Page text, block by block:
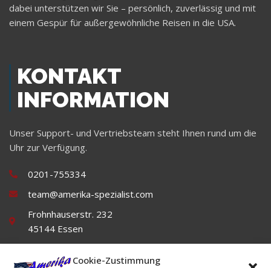
Cookie-Zustimmung
dabei unterstützen wir Sie – persönlich, zuverlässig und mit
einem Gespür für außergewöhnliche Reisen in die USA.
KONTAKT
INFORMATION
Unser Support- und Vertriebsteam steht Ihnen rund um die
Uhr zur Verfügung.
0201-755334
team@amerika-spezialist.com
Frohnhauserstr. 232
45144 Essen